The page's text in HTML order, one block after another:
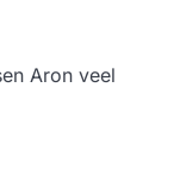
Aron veel